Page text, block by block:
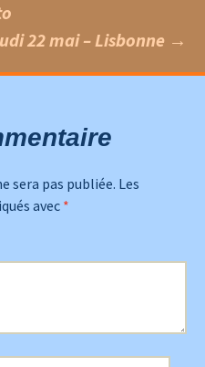
22 mai – Lisbonne →
sera pas publiée. Les
avec *